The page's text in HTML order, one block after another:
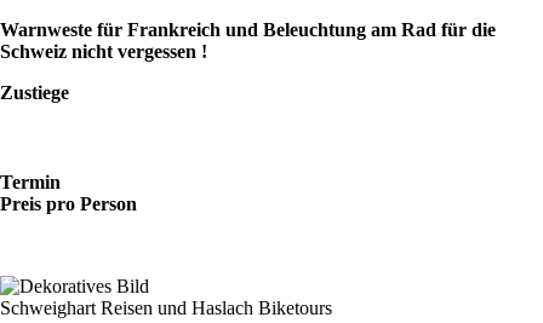
Warnweste für Frankreich und Beleuchtung am Rad für die
Schweiz nicht vergessen !
Zustiege
Termin
Preis pro Person
Schweighart Reisen und Haslach Biketours